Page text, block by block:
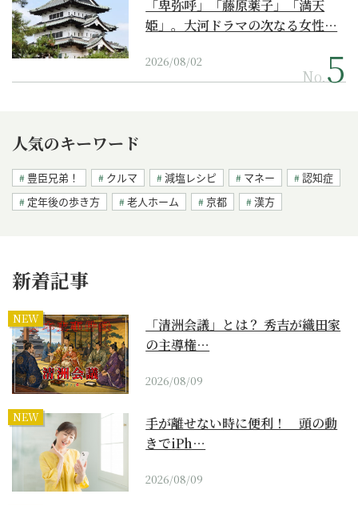
「卑弥呼」「藤原薬子」「満天
姫」。大河ドラマの次なる女性…
2026/08/02
No.
人気のキーワード
豊臣兄弟！ クルマ 減塩レシピ マネー
認知症
定年後の歩き方
老人ホーム 京都 漢方
新着記事
NEW
「清洲会議」とは？ 秀吉が織田家
の主導権…
2026/08/09
NEW
手が離せない時に便利！ 頭の動
きでiPh…
2026/08/09